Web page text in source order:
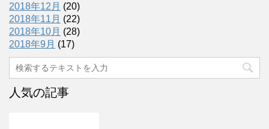
2018年12月 (20)
2018年11月 (22)
2018年10月 (28)
2018年9月 (17)
人気の記事